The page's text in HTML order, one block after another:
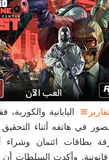
اليابانية
في هاتفه أثناء
وأكدت السلطات أن